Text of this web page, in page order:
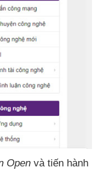
Open và tiến hành